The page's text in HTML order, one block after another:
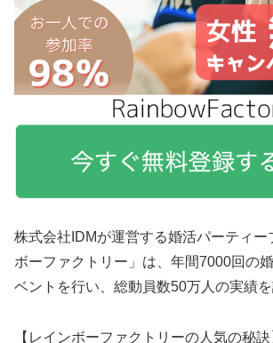
株式会社IDMが運営する婚活パーティー
ボーファクトリー」は、年間7000回の
ベントを行い、総動員数50万人の実績を
【レインボーファクトリーの人気の秘訣